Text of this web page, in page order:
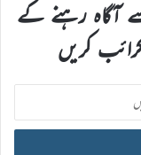
آگاہ رہنے کے
کریں